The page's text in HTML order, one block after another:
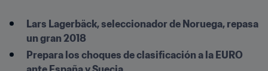
Lars Lagerbäck, seleccionador de Noruega, repasa
un gran 2018
Prepara los choques de clasificación a la EURO